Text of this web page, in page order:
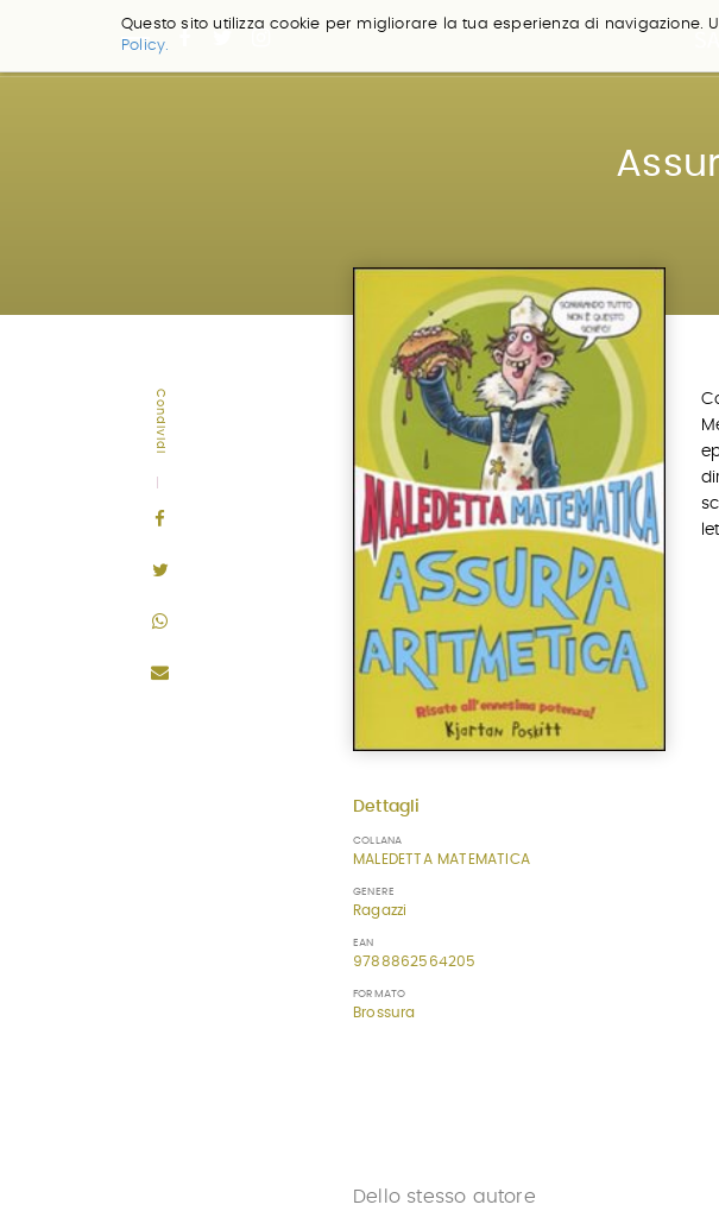
Questo sito utilizza cookie per migliorare la tua esperienza di
Policy.
Condividi
Dettagli
COLLANA
MALEDETTA MATEMATICA
GENERE
Ragazzi
EAN
9788862564205
FORMATO
Brossura
Dello stesso autore